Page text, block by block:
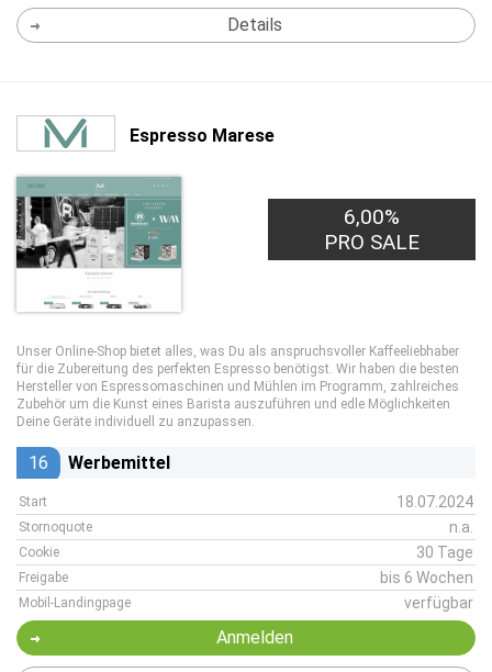
Details
Espresso Marese
6,00%
PRO SALE
Unser Online-Shop bietet alles, was Du als anspruchsvoller Kaffeeliebhaber
für die Zubereitung des perfekten Espresso benötigst. Wir haben die besten
Hersteller von Espressomaschinen und Mühlen im Programm, zahlreiches
Zubehör um die Kunst eines Barista auszuführen und edle Möglichkeiten
Deine Geräte individuell zu anzupassen.
16 Werbemittel
Start 18.07.2024
Stornoquote n.a.
Cookie 30 Tage
Freigabe bis 6 Wochen
Mobil-Landingpage verfügbar
Anmelden